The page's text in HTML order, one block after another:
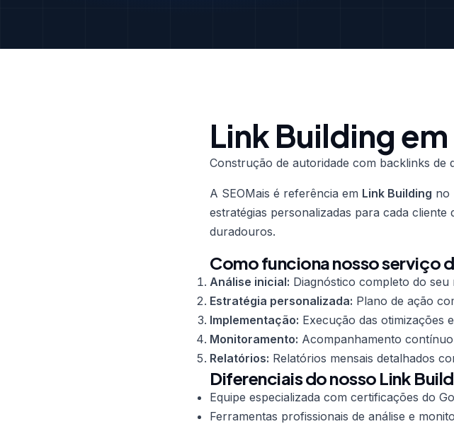
Link Building
Construção de autoridade com backlinks de
A SEOMais é referência em Link Building no
estratégias personalizadas para cada
duradouros.
Como funciona nosso serviço
Análise inicial: Diagnóstico completo do
Estratégia personalizada: Plano de ação
Implementação: Execução das otimizações
Monitoramento: Acompanhamento
Relatórios: Relatórios mensais detalhados
Diferenciais do nosso Link
Equipe especializada com certificações do
Ferramentas profissionais de análise e